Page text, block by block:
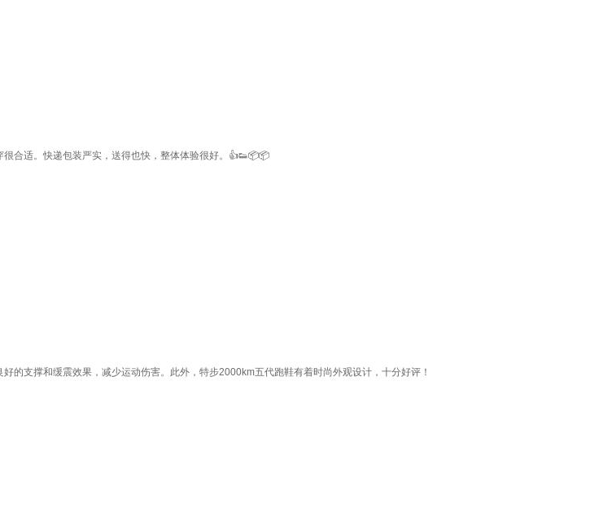
合适。快递包装严实，送得也快，整体体验很好。👍👟📦📦
的支撑和缓震效果，减少运动伤害。此外，特步2000km五代跑鞋有着时尚外观设计，十分好评！